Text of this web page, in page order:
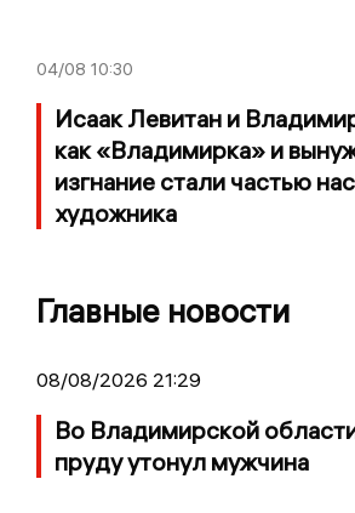
04/08 10:30
Исаак Левитан и
как «Владимирка» и
изгнание стали частью
художника
Главные новости
08/08/2026 21:29
Во Владимирской
пруду утонул мужчина